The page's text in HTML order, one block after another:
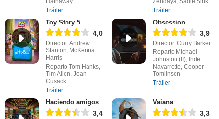
Hathaway
Tráiler
Zendaya, Sadie Sink
Tráiler
Toy Story 5
4,0
Director: Andrew
Stanton, McKenna
Harris
Reparto Tom Hanks,
Tim Allen, Joan
Cusack
Tráiler
Obsession
3,9
Director: Curry Barker
Reparto Michael
Johnston (II), Inde
Navarrette, Cooper
Tomlinson
Tráiler
Haciendo amigos
3,4
Vaiana
3,3